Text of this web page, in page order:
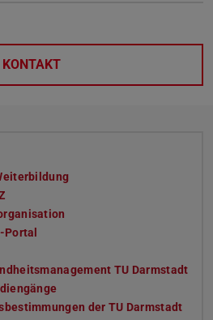
KONTAKT
Portal
TU Darmstadt
der TU Darmstadt